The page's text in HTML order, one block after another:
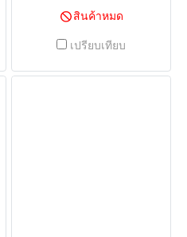
สินค้าหมด
เปรียบเทียบ